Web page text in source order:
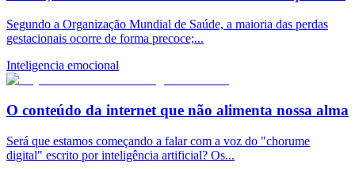
Segundo a Organização Mundial de Saúde, a maioria das perdas
gestacionais ocorre de forma precoce;...
Inteligencia emocional
O conteúdo da internet que não alimenta nossa alma
Será que estamos começando a falar com a voz do "chorume
digital" escrito por inteligência artificial? Os...